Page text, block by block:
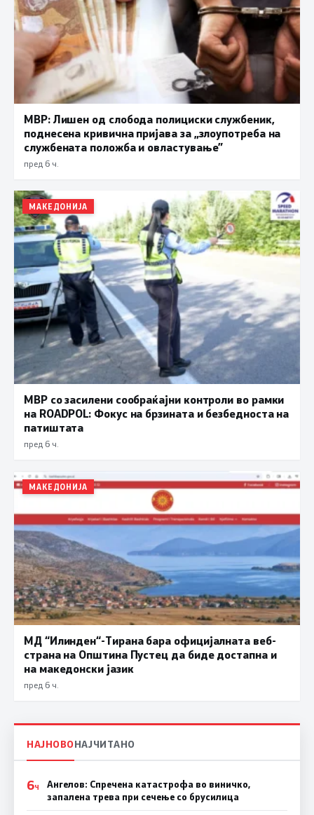
МВР: Лишен од слобода полициски службеник,
поднесена кривична пријава за „злоупотреба на
службената положба и овластување”
пред 6 ч.
МАКЕДОНИЈА
МВР со засилени сообраќајни контроли во рамки
на ROADPOL: Фокус на брзината и безбедноста на
патиштата
пред 6 ч.
МАКЕДОНИЈА
МД “Илинден“-Тирана бара официјалната веб-
страна на Општина Пустец да биде достапна и
на македонски јазик
пред 6 ч.
НАЈНОВОНАЈЧИТАНО
6Ч
Ангелов: Спречена катастрофа во виничко,
запалена трева при сечење со брусилица